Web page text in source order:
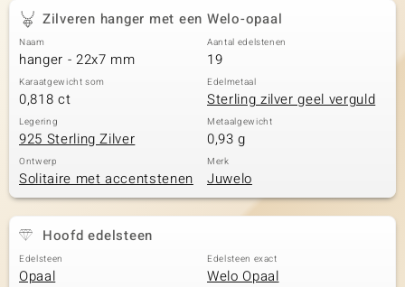
Zilveren hanger met een Welo-opaal
Naam
hanger - 22x7 mm
Aantal edelstenen
19
Karaatgewicht som
0,818 ct
Edelmetaal
Sterling zilver geel verguld
Legering
925 Sterling Zilver
Metaalgewicht
0,93 g
Ontwerp
Solitaire met accentstenen
Merk
Juwelo
Hoofd edelsteen
Edelsteen
Opaal
Edelsteen exact
Welo Opaal